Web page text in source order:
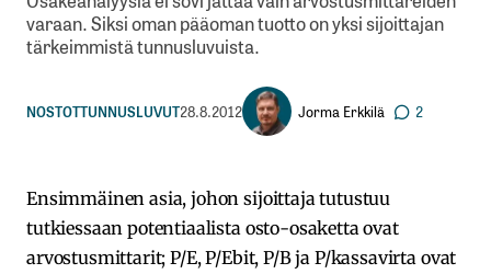
varaan. Siksi oman pääoman tuotto on yksi sijoittajan
tärkeimmistä tunnusluvuista.
NOSTOTTUNNUSLUVUT28.8.2012 Jorma Erkkilä 2
Ensimmäinen asia, johon sijoittaja tutustuu
tutkiessaan potentiaalista osto-osaketta ovat
arvostusmittarit; P/E, P/Ebit, P/B ja P/kassavirta ovat